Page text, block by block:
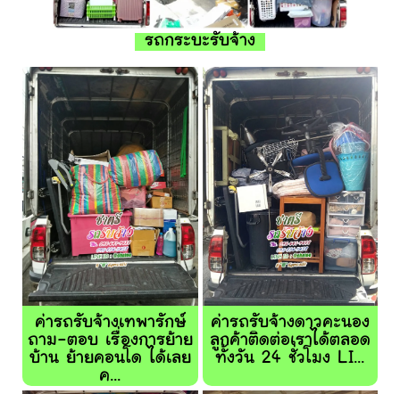
รถกระบะรับจ้าง
ค่ารถรับจ้างเทพารักษ์
ถาม-ตอบ เรื่องการย้าย
บ้าน ย้ายคอนโด ได้เลย
ค...
ค่ารถรับจ้างดาวคะนอง
ลูกค้าติดต่อเราได้ตลอด
ทั้งวัน 24 ชั่วโมง LI...